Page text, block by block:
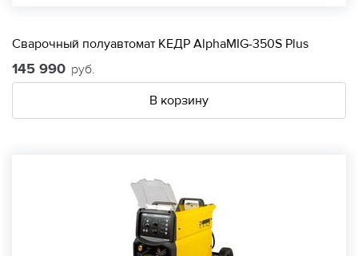
Сварочный полуавтомат КЕДР AlphaMIG-350S Plus
145 990 руб.
В корзину